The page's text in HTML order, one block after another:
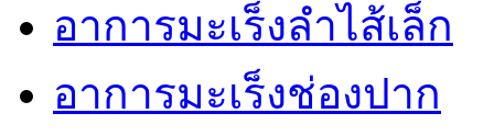
อาการมะเร็งลำไส้เล็ก
อาการมะเร็งช่องปาก